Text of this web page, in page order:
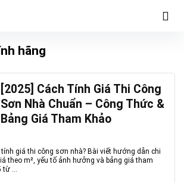
hãng
[2025] Cách Tính Giá Thi Công
Sơn Nhà Chuẩn – Công Thức &
Bảng Giá Tham Khảo
tính giá thi công sơn nhà? Bài viết hướng dẫn chi
theo m², yếu tố ảnh hưởng và bảng giá tham
từ ...